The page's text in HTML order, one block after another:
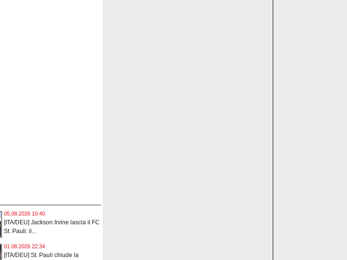
05.08.2026 10:40
[ITA/DEU] Jackson Irvine lascia il FC
St. Pauli: il...
01.08.2026 22:34
[ITA/DEU] St. Pauli chiude la